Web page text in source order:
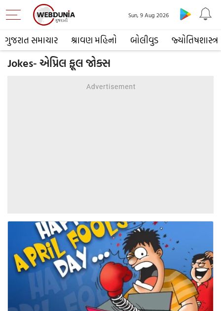
ગુજરાત સમાચાર શ્રાવણ મહિનો બોલીવુડ જ્યોતિષશાસ્ત્ર
Sun, 9 Aug 2026
Jokes- એપ્રિલ ફૂલ જોક્સ